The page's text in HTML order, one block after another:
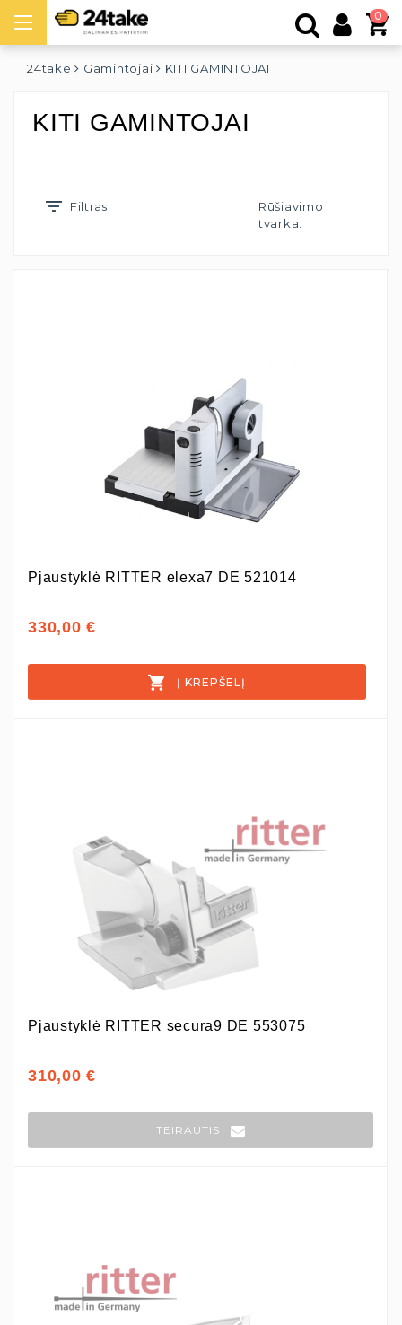
0
24take Gamintojai KITI GAMINTOJAI
KITI GAMINTOJAI
Filtras
Rūšiavimo
tvarka:
Pjaustyklė RITTER elexa7 DE 521014
330,00 €
Į KREPŠELĮ
Pjaustyklė RITTER secura9 DE 553075
310,00 €
TEIRAUTIS